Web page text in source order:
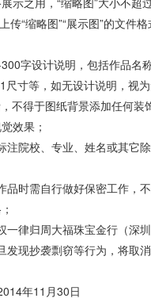
传“缩略图”“展示图”的文件
字设计说明，包括作品名
尺寸等，如无设计说明，视为
不得于图纸背景添加任何装
效果；
注院校、专业、姓名或其它
品时需自行做好保密工作，
一律归周大福珠宝金行（深
现抄袭剽窃等行为，将取消
年11月30日